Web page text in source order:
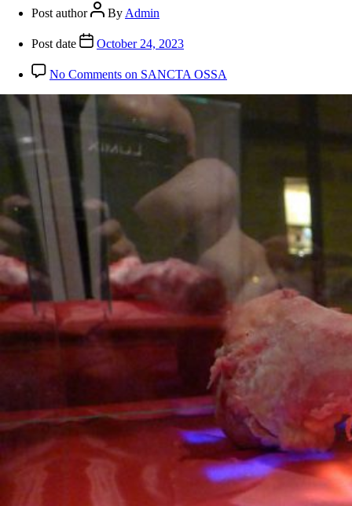
Post author By Admin
Post date October 24, 2023
No Comments on SANCTA OSSA